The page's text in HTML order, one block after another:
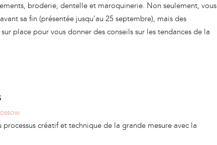
broderie, dentelle et maroquinerie. Non seulement, vous
avant sa fin (présentée jusqu’au 25 septembre), mais des
place pour vous donner des conseils sur les tendances de la
créatif et technique de la grande mesure avec la